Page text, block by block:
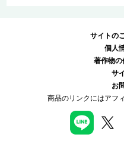
サイトの
個人
著作物の
サ
お
商品のリンクにはアフ